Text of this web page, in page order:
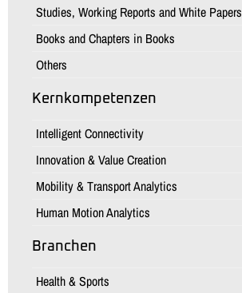
Studies, Working Reports and White Papers
Books and Chapters in Books
Others
Kernkompetenzen
Intelligent Connectivity
Innovation & Value Creation
Mobility & Transport Analytics
Human Motion Analytics
Branchen
Health & Sports